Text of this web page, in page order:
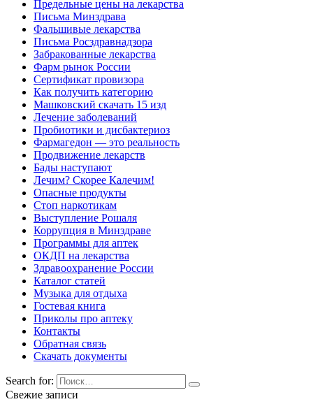
Предельные цены на лекарства
Письма Минздрава
Фальшивые лекарства
Письма Росздравнадзора
Забракованные лекарства
Фарм рынок России
Сертификат провизора
Как получить категорию
Машковский скачать 15 изд
Лечение заболеваний
Пробиотики и дисбактериоз
Фармагедон — это реальность
Продвижение лекарств
Бады наступают
Лечим? Скорее Калечим!
Опасные продукты
Стоп наркотикам
Выступление Рошаля
Коррупция в Минздраве
Программы для аптек
ОКДП на лекарства
Здравоохранение России
Каталог статей
Музыка для отдыха
Гостевая книга
Приколы про аптеку
Контакты
Обратная связь
Скачать документы
Search for:
Свежие записи